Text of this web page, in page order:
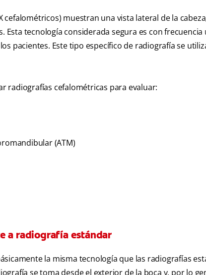
cefalométricos) muestran una vista lateral de la
tecnología considerada segura es con frecuencia
pacientes. Este tipo específico de radiografía se
radiografías cefalométricas para evaluar:
(ATM)
a radiografía estándar
la misma tecnología que las radiografías
se toma desde el exterior de la boca y, por lo